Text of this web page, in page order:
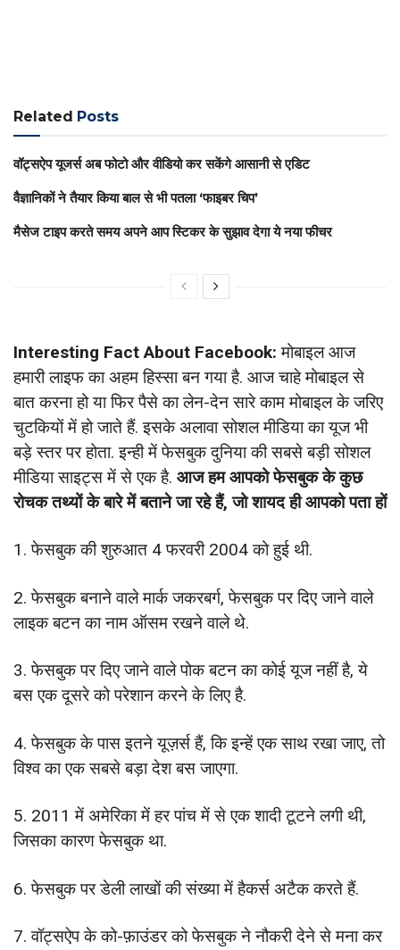
Related Posts
वॉट्सऐप यूजर्स अब फोटो और वीडियो कर सकेंगे आसानी से एडिट
वैज्ञानिकों ने तैयार किया बाल से भी पतला ‘फाइबर चिप’
मैसेज टाइप करते समय अपने आप स्टिकर के सुझाव देगा ये नया फीचर
Interesting Fact About Facebook: मोबाइल आज
हमारी लाइफ का अहम हिस्सा बन गया है. आज चाहे मोबाइल से
बात करना हो या फिर पैसे का लेन-देन सारे काम मोबाइल के जरिए
चुटकियों में हो जाते हैं. इसके अलावा सोशल मीडिया का यूज भी
बड़े स्तर पर होता. इन्ही में फेसबुक दुनिया की सबसे बड़ी सोशल
मीडिया साइट्स में से एक है. आज हम आपको फेसबुक के कुछ
रोचक तथ्यों के बारे में बताने जा रहे हैं, जो शायद ही आपको पता हों
1. फेसबुक की शुरुआत 4 फरवरी 2004 को हुई थी.
2. फेसबुक बनाने वाले मार्क जकरबर्ग, फेसबुक पर दिए जाने वाले
लाइक बटन का नाम ऑसम रखने वाले थे.
3. फेसबुक पर दिए जाने वाले पोक बटन का कोई यूज नहीं है, ये
बस एक दूसरे को परेशान करने के लिए है.
4. फेसबुक के पास इतने यूज़र्स हैं, कि इन्हें एक साथ रखा जाए, तो
विश्व का एक सबसे बड़ा देश बस जाएगा.
5. 2011 में अमेरिका में हर पांच में से एक शादी टूटने लगी थी,
जिसका कारण फेसबुक था.
6. फेसबुक पर डेली लाखों की संख्या में हैकर्स अटैक करते हैं.
7. वॉट्सऐप के को-फ़ाउंडर को फेसबुक ने नौकरी देने से मना कर